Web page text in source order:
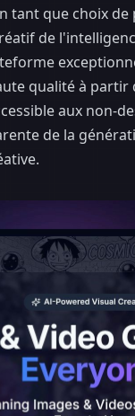
tant que choix
de
qualité à
aux non-
de la